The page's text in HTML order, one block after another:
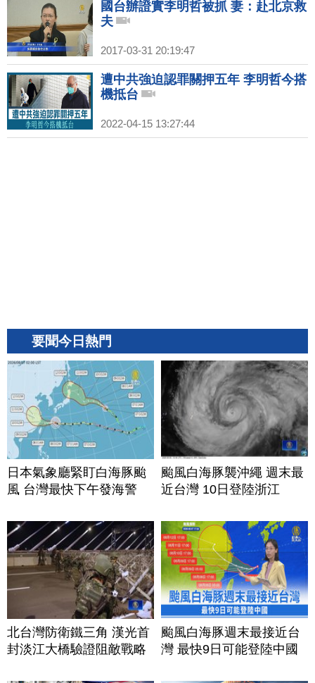
國台辦證實李明哲被抓 妻：赴北京救
夫
2017-03-31 20:19:47
遭中共強迫認罪關押五年 李明哲今搭
機抵台
2022-04-15 13:27:44
要聞今日熱門
日本氣象廳緊盯白海豚颱
風 台灣最快下午發海警
颱風白海豚襲沖繩 週末最
近台灣 10日登陸浙江
北台灣防衛鐵三角 漢光首
封淡江大橋驗證阻敵戰略
颱風白海豚週末最接近台
灣 最快9日可能登陸中國